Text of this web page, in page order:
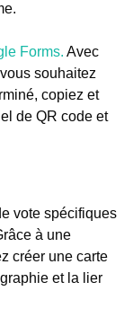
Forms. Avec
souhaitez
copiez et
de QR code et
vote spécifiques
à une
créer une carte
et la lier